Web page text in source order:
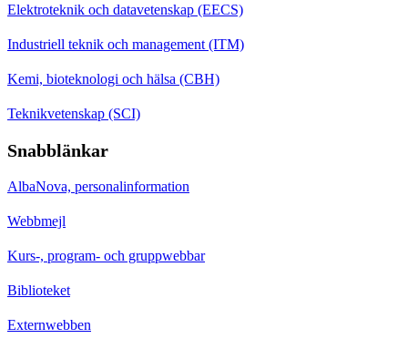
Elektroteknik och datavetenskap (EECS)
Industriell teknik och management (ITM)
Kemi, bioteknologi och hälsa (CBH)
Teknikvetenskap (SCI)
Snabblänkar
AlbaNova, personalinformation
Webbmejl
Kurs-, program- och gruppwebbar
Biblioteket
Externwebben